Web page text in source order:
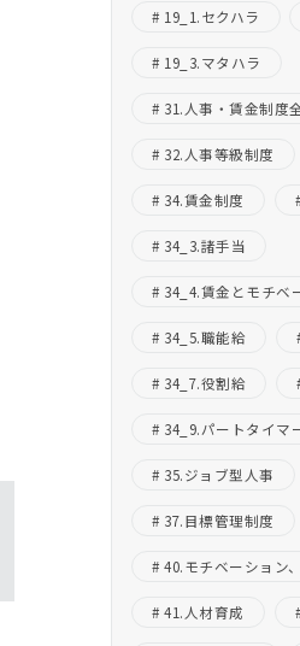
19_1.セクハラ
19_3.マタハラ
31.人事・賃金制度
32.人事等級制度
34.賃金制度
34_3.諸手当
34_4.賃金とモチベ
34_5.職能給
34_7.役割給
34_9.パートタイマ
35.ジョブ型人事
37.目標管理制度
40.モチベーション
41.人材育成